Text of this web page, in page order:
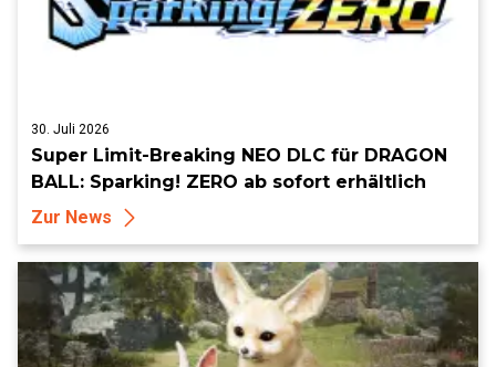
30. Juli 2026
Super Limit-Breaking NEO DLC für DRAGON
BALL: Sparking! ZERO ab sofort erhältlich
Zur News